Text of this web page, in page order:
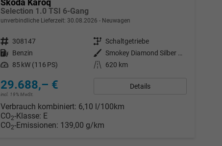
Skoda Karoq
Selection 1.0 TSI 6-Gang
unverbindliche Lieferzeit: 30.08.2026 Neuwagen
Fahrzeugnr. 308147 Getriebe Schaltgetriebe
Kraftstoff Benzin Außenfarbe
Smokey Diamond Silber Metallic
Leistung 85 kW (116 PS) Kilometerstand 620 km
29.688,– €
incl. 19% MwSt.
Details
Verbrauch kombiniert: 6,10 l/100km
CO2-Klasse: E
CO2-Emissionen: 139,00 g/km